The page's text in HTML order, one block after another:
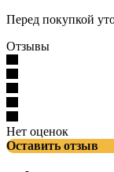
Перед покупкой
Отзывы
Нет оценок
Оставить отзыв